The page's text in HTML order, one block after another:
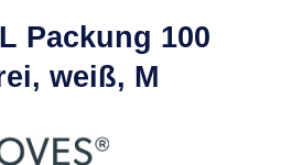
Packung 100
weiß, M